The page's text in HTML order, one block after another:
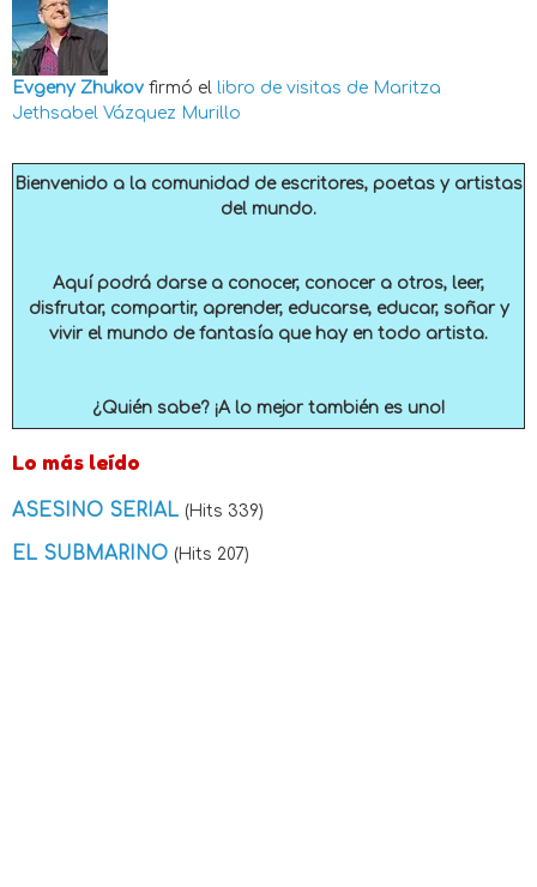
Evgeny Zhukov firmó el libro de visitas de Maritza
Jethsabel Vázquez Murillo
Bienvenido a la comunidad de escritores, poetas y artistas
del mundo.
Aquí podrá darse a conocer, conocer a otros, leer,
disfrutar, compartir, aprender, educarse, educar, soñar y
vivir el mundo de fantasía que hay en todo artista.
¿Quién sabe? ¡A lo mejor también es uno!
Lo más leído
ASESINO SERIAL (Hits 339)
EL SUBMARINO (Hits 207)